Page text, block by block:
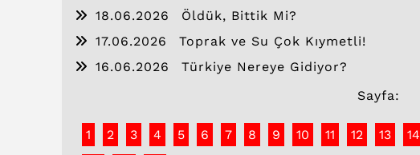
18.06.2026
Öldük, Bittik Mi?
17.06.2026
Toprak ve Su Çok Kıymetli!
16.06.2026
Türkiye Nereye Gidiyor?
Sayfa:
1 2 3 4 5 6 7 8 9 10 11 12 13 14